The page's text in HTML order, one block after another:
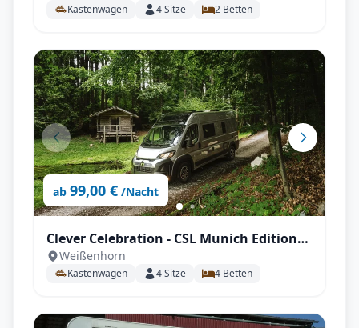
Kastenwagen 4Sitze 2 Betten
ab 99,00 € /Nacht
Clever Celebration - CSL Munich Edition
Modell 26 mit Aufstelldach
Weißenhorn
Kastenwagen 4Sitze 4 Betten